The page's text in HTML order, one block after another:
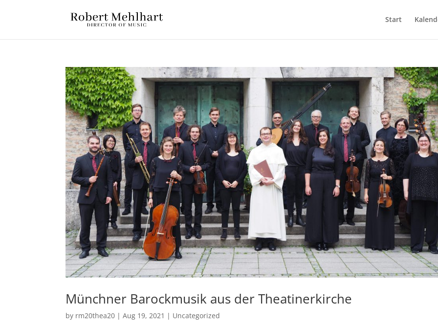
Start
Münchner Barockmusik aus der Theatinerkirche
by rm20thea20 |Aug 19, 2021 | Uncategorized